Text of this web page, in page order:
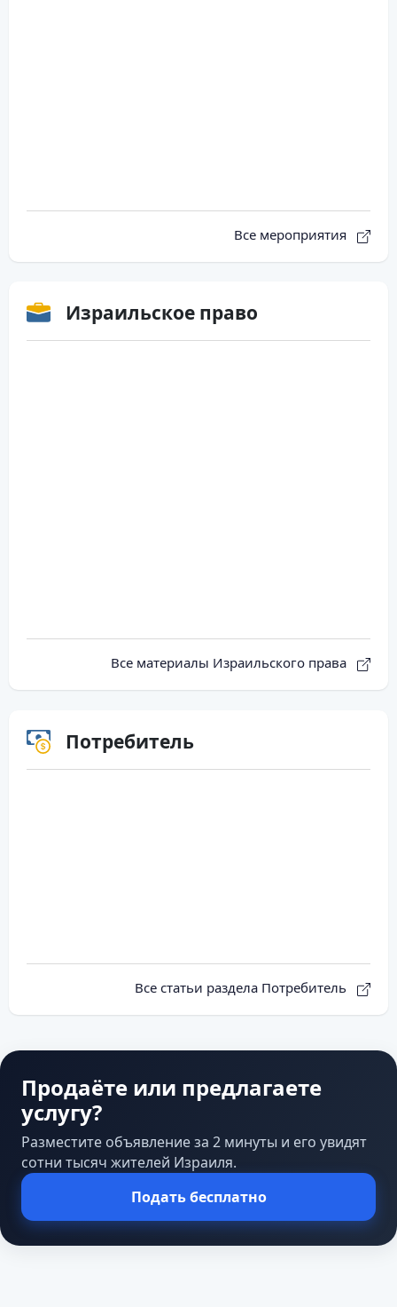
Все мероприятия
Израильское право
Все материалы Израильского права
Потребитель
Все статьи раздела Потребитель
Продаёте или предлагаете
услугу?
Разместите объявление за 2 минуты и его увидят
сотни тысяч жителей Израиля.
Подать бесплатно